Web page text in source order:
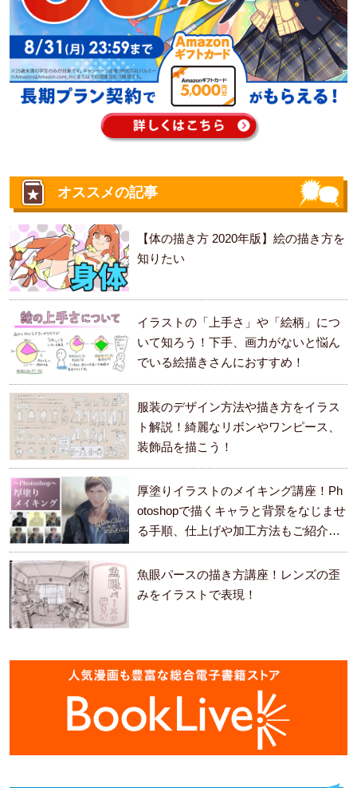
オススメの記事
【体の描き方 2020年版】絵の描き方を
知りたい
イラストの「上手さ」や「絵柄」につ
いて知ろう！下手、画力がないと悩ん
でいる絵描きさんにおすすめ！
服装のデザイン方法や描き方をイラス
ト解説！綺麗なリボンやワンピース、
装飾品を描こう！
厚塗りイラストのメイキング講座！Ph
otoshopで描くキャラと背景をなじませ
る手順、仕上げや加工方法もご紹介し
ます。
魚眼パースの描き方講座！レンズの歪
みをイラストで表現！